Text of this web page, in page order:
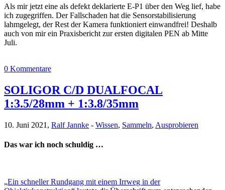
Als mir jetzt eine als defekt deklarierte E-P1 über den Weg lief, habe
ich zugegriffen. Der Fallschaden hat die Sensorstabilisierung
lahmgelegt, der Rest der Kamera funktioniert einwandfrei! Deshalb
auch von mir ein Praxisbericht zur ersten digitalen PEN ab Mitte
Juli.
0 Kommentare
SOLIGOR C/D DUALFOCAL
1:3.5/28mm + 1:3.8/35mm
10. Juni 2021, Ralf Jannke - Wissen, Sammeln, Ausprobieren
Das war ich noch schuldig …
„Ein schneller Rundgang mit einem Irrweg in der